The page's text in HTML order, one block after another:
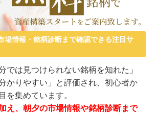
場情報・銘柄診断まで確認できる注目サ
では見つけられない銘柄を知れた」
かりやすい」と評価され、初心者か
を集めています。
え、朝夕の市場情報や銘柄診断まで